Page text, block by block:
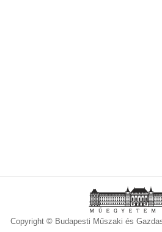
Copyright © Budapesti Műszaki és